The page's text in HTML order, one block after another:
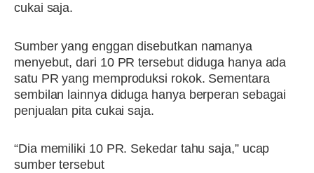
cukai saja.
Sumber yang enggan disebutkan namanya
menyebut, dari 10 PR tersebut diduga hanya ada
satu PR yang memproduksi rokok. Sementara
sembilan lainnya diduga hanya berperan sebagai
penjualan pita cukai saja.
“Dia memiliki 10 PR. Sekedar tahu saja,” ucap
sumber tersebut